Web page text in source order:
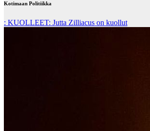
Kotimaan Politiikka
: KUOLLEET: Jutta Zilliacus on kuollut